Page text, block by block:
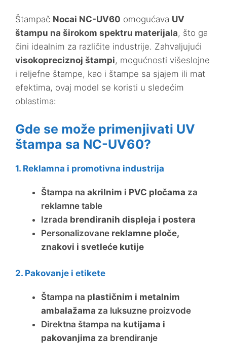
Štampač Nocai NC-UV60 omogućava UV
štampu na širokom spektru materijala, što ga
čini idealnim za različite industrije. Zahvaljujući
visokopreciznoj štampi, mogućnosti višeslojne
i reljefne štampe, kao i štampe sa sjajem ili mat
efektima, ovaj model se koristi u sledećim
oblastima:
Gde se može primenjivati UV
štampa sa NC-UV60?
1. Reklamna i promotivna industrija
Štampa na akrilnim i PVC pločama za
reklamne table
Izrada brendiranih displeja i postera
Personalizovane reklamne ploče,
znakovi i svetleće kutije
2. Pakovanje i etikete
Štampa na plastičnim i metalnim
ambalažama za luksuzne proizvode
Direktna štampa na kutijama i
pakovanjima za brendiranje